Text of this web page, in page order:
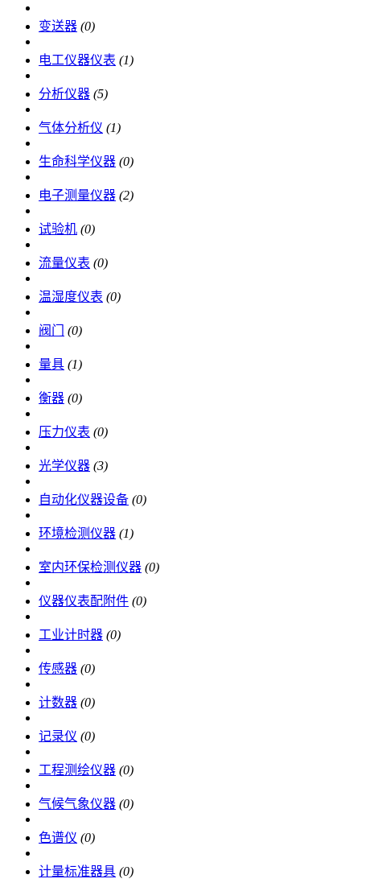
变送器 (0)
电工仪器仪表 (1)
分析仪器 (5)
气体分析仪 (1)
生命科学仪器 (0)
电子测量仪器 (2)
试验机 (0)
流量仪表 (0)
温湿度仪表 (0)
阀门 (0)
量具 (1)
衡器 (0)
压力仪表 (0)
光学仪器 (3)
自动化仪器设备 (0)
环境检测仪器 (1)
室内环保检测仪器 (0)
仪器仪表配附件 (0)
工业计时器 (0)
传感器 (0)
计数器 (0)
记录仪 (0)
工程测绘仪器 (0)
气候气象仪器 (0)
色谱仪 (0)
计量标准器具 (0)